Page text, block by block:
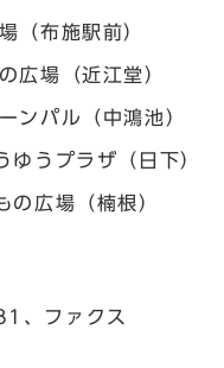
（布施駅前）
広場（近江堂）
ンパル（中鴻池）
うプラザ（日下）
広場（楠根）
、ファクス